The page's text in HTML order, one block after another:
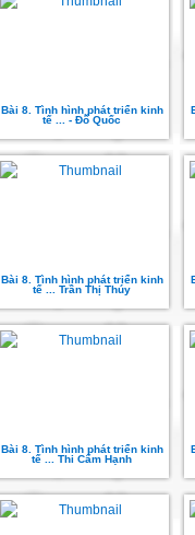
Bài 8. Tình hình phát triển kinh
tế ... - Đỗ Quốc
Bài 8. Tình hình phát triển kinh
tế ... Trần Thị Thúy
Bài 8. Tình hình phát triển kinh
tế ... Thi Cẩm Hạnh